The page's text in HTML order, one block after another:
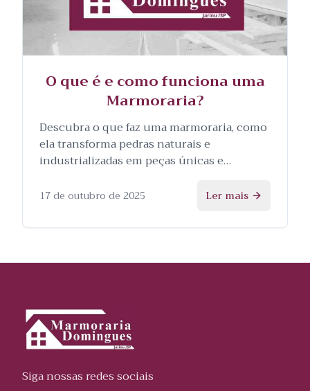
O que é e como funciona uma
Marmoraria?
Descubra o que faz uma marmoraria, como
ela transforma pedras naturais e
industrializadas em peças únicas e
processo.
17 de outubro de 2025 Ler mais
Siga nossas redes sociais